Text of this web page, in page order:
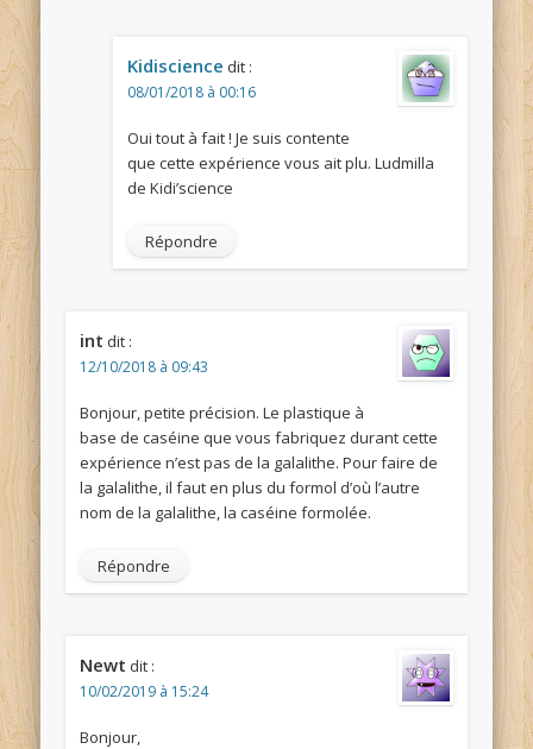
Kidiscience dit :
08/01/2018 à 00:16
Oui tout à fait ! Je suis contente
que cette expérience vous ait plu. Ludmilla
de Kidi’science
Répondre
int dit :
12/10/2018 à 09:43
Bonjour, petite précision. Le plastique à
base de caséine que vous fabriquez durant cette
expérience n’est pas de la galalithe. Pour faire de
la galalithe, il faut en plus du formol d’où l’autre
nom de la galalithe, la caséine formolée.
Répondre
Newt dit :
10/02/2019 à 15:24
Bonjour,